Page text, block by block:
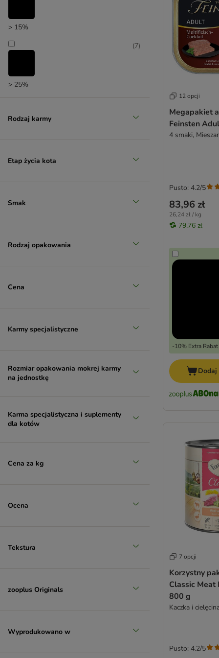
PURINA Cat Chow
PURINA ONE
RAFI
Royal Canin
Royal Canin Breed
Schesir
ShinyCat (Gimpet)
Smølke
Terra Felis
Ultima
Wellness Core
Whiskas
WOW Cat
ZiwiPeak
Karmy hipoalergiczne
Karmy sensitive
> 15%
> 25%
(7)
Rodzaj karmy
Etap życia kota
Smak
Rodzaj opakowania
Cena
Karmy specjalistyczne
Rozmiar opakowania mokrej karmy
na jednostkę
Karma specjalistyczna i suplementy
dla kotów
Cena za kg
Ocena
Tekstura
zooplus Originals
Wyprodukowano w
12 opcji
Megapakiet
Feinsten
4 smaki,
83,96 zł
26,24 zł / kg
79,76 zł
-10% Extra
Pusto: 4.2/5
Dodaj
7 opcji
Korzystny
Classic Meat
800 g
Kaczka i
Pusto: 4.2/5